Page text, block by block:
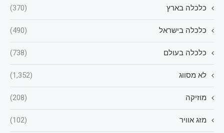
כלכלה בארץ (370)
כלכלה בישראל (490)
כלכלה בעולם (738)
לא מסווג (1,352)
מוזיקה (208)
מזג אוויר (102)